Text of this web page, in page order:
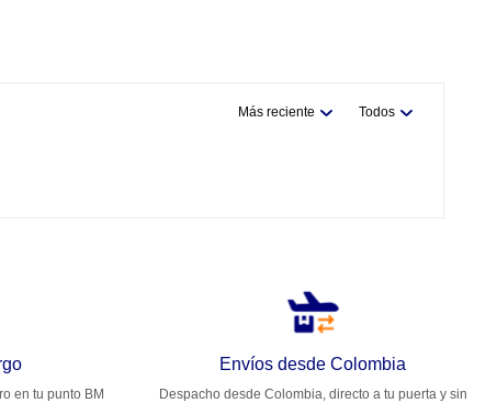
Más reciente Todos
en tu punto BM
Envíos desde Colombia
Despacho desde Colombia, directo a tu puerta y sin